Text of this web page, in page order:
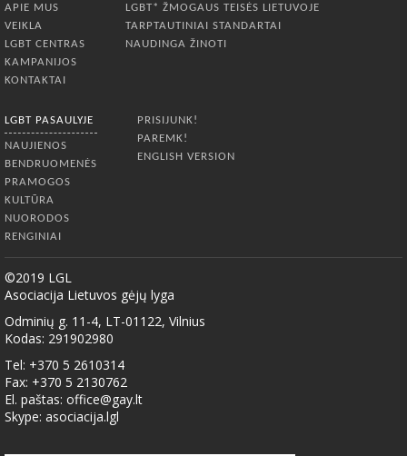
APIE MUS
VEIKLA
LGBT CENTRAS
KAMPANIJOS
KONTAKTAI
LGBT* ŽMOGAUS TEISĖS LIETUVOJE
TARPTAUTINIAI STANDARTAI
NAUDINGA ŽINOTI
LGBT PASAULYJE
NAUJIENOS
BENDRUOMENĖS
PRAMOGOS
KULTŪRA
NUORODOS
RENGINIAI
PRISIJUNK!
PAREMK!
ENGLISH VERSION
©2019 LGL
Asociacija Lietuvos gėjų lyga
Odminių g. 11-4, LT-01122, Vilnius
Kodas: 291902980
Tel: +370 5 2610314
Fax: +370 5 2130762
El. paštas: office@gay.lt
Skype: asociacija.lgl